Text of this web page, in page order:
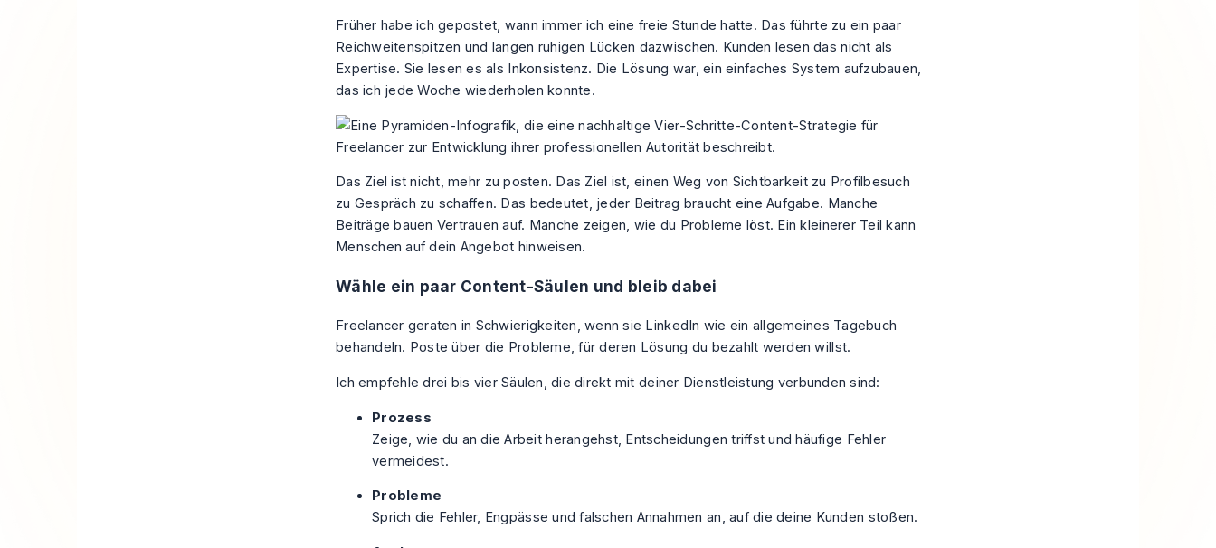
Früher habe ich gepostet, wann immer ich eine freie Stunde hatte. Das führte zu ein paar
Reichweitenspitzen und langen ruhigen Lücken dazwischen. Kunden lesen das nicht als
Expertise. Sie lesen es als Inkonsistenz. Die Lösung war, ein einfaches System aufzubauen,
das ich jede Woche wiederholen konnte.
Das Ziel ist nicht, mehr zu posten. Das Ziel ist, einen Weg von Sichtbarkeit zu Profilbesuch
zu Gespräch zu schaffen. Das bedeutet, jeder Beitrag braucht eine Aufgabe. Manche
Beiträge bauen Vertrauen auf. Manche zeigen, wie du Probleme löst. Ein kleinerer Teil kann
Menschen auf dein Angebot hinweisen.
Wähle ein paar Content-Säulen und bleib dabei
Freelancer geraten in Schwierigkeiten, wenn sie LinkedIn wie ein allgemeines Tagebuch
behandeln. Poste über die Probleme, für deren Lösung du bezahlt werden willst.
Ich empfehle drei bis vier Säulen, die direkt mit deiner Dienstleistung verbunden sind:
Prozess
Zeige, wie du an die Arbeit herangehst, Entscheidungen triffst und häufige Fehler
vermeidest.
Probleme
Sprich die Fehler, Engpässe und falschen Annahmen an, auf die deine Kunden stoßen.